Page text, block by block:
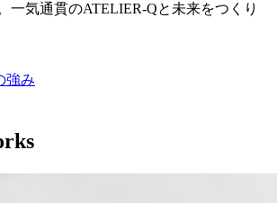
一気通貫のATELIER-Qと未来をつくり
強み